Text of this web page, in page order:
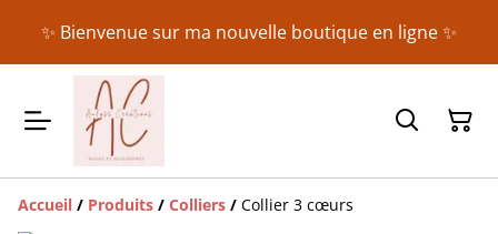
✨ Bienvenue sur ma nouvelle boutique en ligne ✨
Accueil / Produits / Colliers / Collier 3 cœurs